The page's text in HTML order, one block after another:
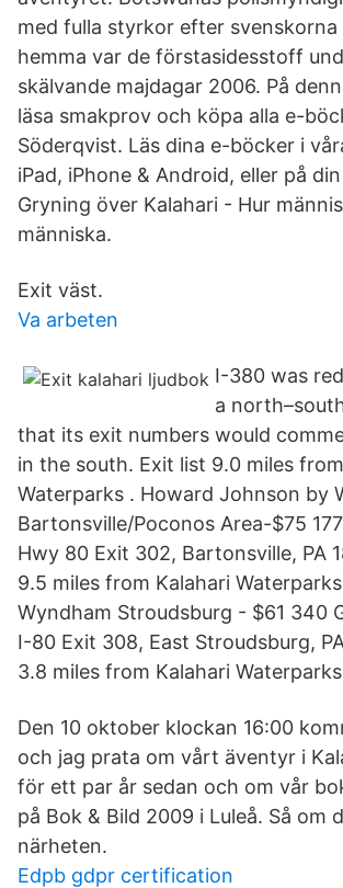
med fulla styrkor efter svenskorna
hemma var de förstasidesstoff
skälvande majdagar 2006. På
läsa smakprov och köpa alla e-
Söderqvist. Läs dina e-böcker i
iPad, iPhone & Android, eller på
Gryning över Kalahari - Hur
människa.
Exit väst.
Va arbeten
I-380 was
a
that its exit numbers would
in the south. Exit list 9.0 miles
Waterparks . Howard Johnson by
Bartonsville/Poconos Area-$75
Hwy 80 Exit 302, Bartonsville, PA
9.5 miles from Kalahari
Wyndham Stroudsburg - $61 340
I-80 Exit 308, East Stroudsburg,
3.8 miles from Kalahari
Den 10 oktober klockan 16:00
och jag prata om vårt äventyr i
för ett par år sedan och om vår
på Bok & Bild 2009 i Luleå. Så om
närheten.
Edpb gdpr certification